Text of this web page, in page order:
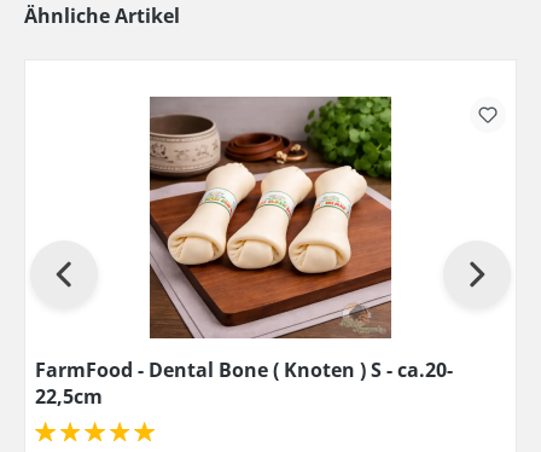
Ähnliche Artikel
FarmFood - Dental Bone ( Knoten ) S - ca.20-
22,5cm